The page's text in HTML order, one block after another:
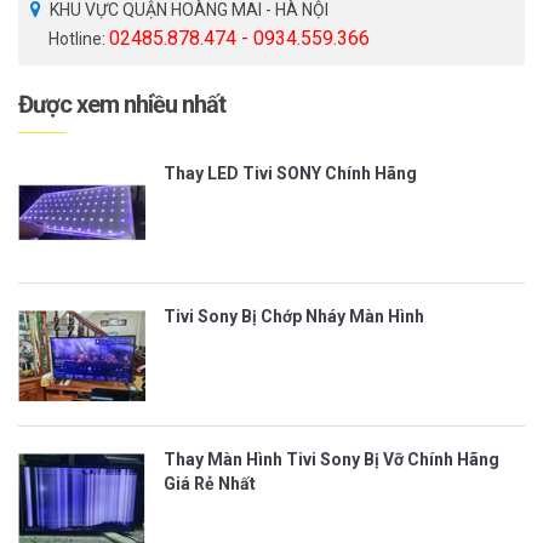
KHU VỰC QUẬN HOÀNG MAI - HÀ NỘI
Hotline: 02485.878.474 - 0934.559.366
Được xem nhiều nhất
Thay LED Tivi SONY Chính Hãng
Tivi Sony Bị Chớp Nháy Màn Hình
Thay Màn Hình Tivi Sony Bị Vỡ Chính Hãng
Giá Rẻ Nhất